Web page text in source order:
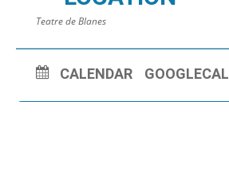
Teatre de Blanes
CALENDAR GOOGLECAL